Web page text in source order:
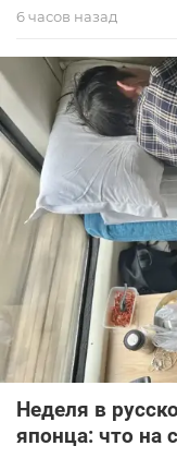
6 часов назад
Неделя в
японца: что на